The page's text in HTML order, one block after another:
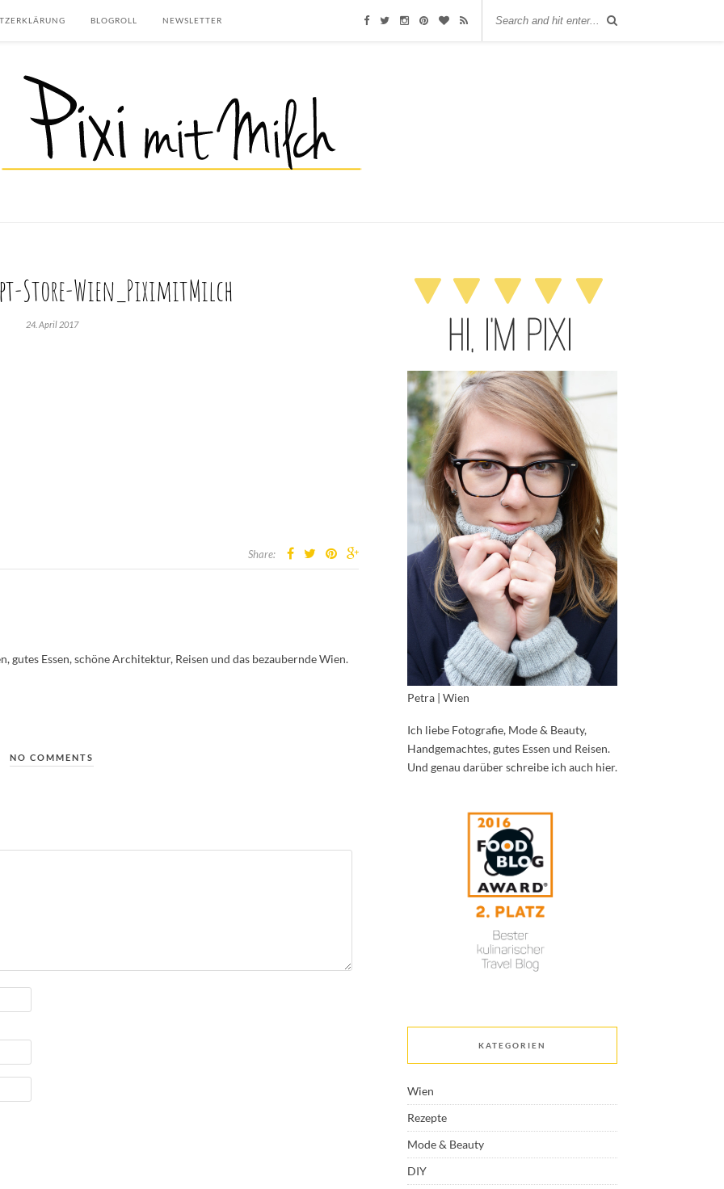
BLOGROLL NEWSLETTER
Store-Wien_PiximitMilch
24. April 2017
Share:
gutes Essen, schöne Architektur, Reisen und das bezaubernde Wien.
NO COMMENTS
Petra | Wien
Ich liebe Fotografie, Mode & Beauty,
Handgemachtes, gutes Essen und Reisen.
Und genau darüber schreibe ich auch hier.
KATEGORIEN
Wien
Rezepte
Mode & Beauty
DIY